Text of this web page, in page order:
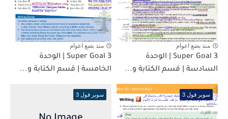
منذ بضع اعوام
Super Goal 3 | الوحدة
السادسة | قسم الكتابة و...
منذ بضع اعوام
Super Goal 3 | الوحدة
الخامسة | قسم الكتابة و...
سوبر قول 3 سوبر قول 3